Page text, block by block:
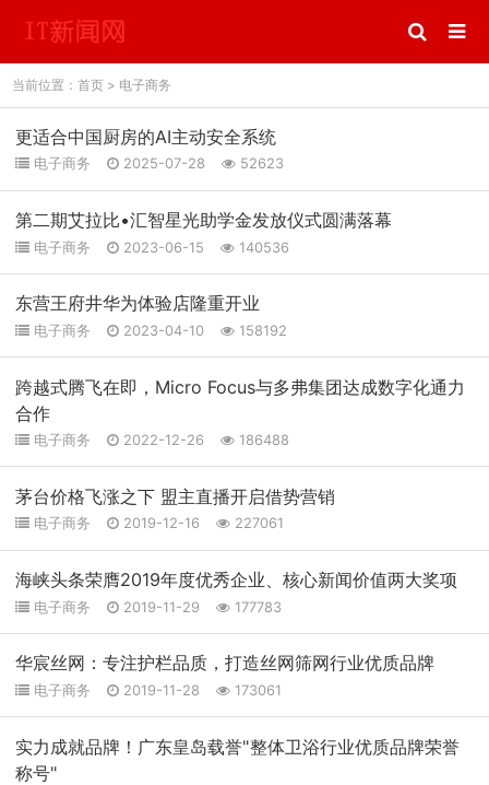
当前位置： 首页> 电子商务
更适合中国厨房的AI主动安全系统
电子商务 2025-07-28 52623
第二期艾拉比•汇智星光助学金发放仪式圆满落幕
电子商务 2023-06-15 140536
东营王府井华为体验店隆重开业
电子商务 2023-04-10 158192
跨越式腾飞在即，Micro Focus与多弗集团达成数字化通力
合作
电子商务 2022-12-26 186488
茅台价格飞涨之下 盟主直播开启借势营销
电子商务 2019-12-16 227061
海峡头条荣膺2019年度优秀企业、核心新闻价值两大奖项
电子商务 2019-11-29 177783
华宸丝网：专注护栏品质，打造丝网筛网行业优质品牌
电子商务 2019-11-28 173061
实力成就品牌！广东皇岛载誉"整体卫浴行业优质品牌荣誉
称号"